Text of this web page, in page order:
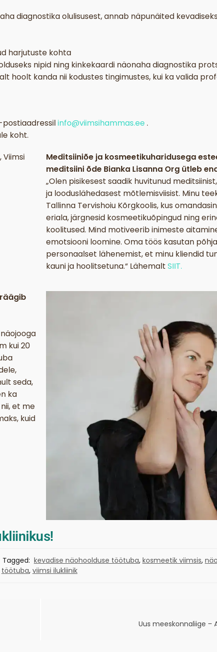
diagnostika olulisusest, annab näpunäited
harjutuste kohta
nipid ning kinkekaardi näonaha diagnostika
hoolt kanda nii kodustes tingimustes, kui ka valida
postiaadressilinfo@viimsihammas.ee.
koht.
Meditsiiniõe ja kosmeetikuharidusega
meditsiini õde Bianka Lisanna Org ütleb
„Olen pisikesest saadik huvitunud
ja looduslähedasest mõtlemisviisist. Minu
Tallinna Tervishoiu Kõrgkoolis, kus
eriala, järgnesid kosmeetikuõpingud ning
koolitused. Mind motiveerib inimeste
emotsiooni loomine. Oma töös kasutan
personaalset lähenemist, et minu kliendid
kauni ja hoolitsetuna.“ LähemaltSIIT.
kui 20
seda,
ka
et me
kuid
Tagged: kevadise näohoolduse töötuba, kosmeetik viimsis,
töötuba, viimsi ilukliinik
Uus meeskonnaliige –